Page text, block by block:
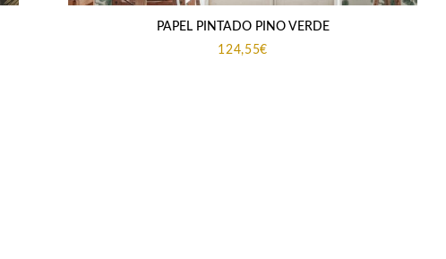
PAPEL PINTADO PINO VERDE
124,55€